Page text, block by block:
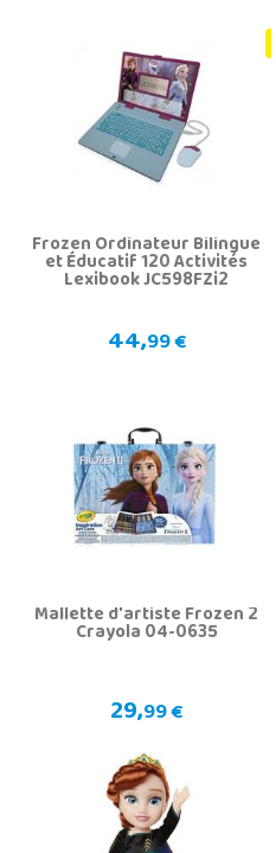
Frozen Ordinateur Bilingue
et Éducatif 120 Activités
Lexibook JC598FZi2
44,99 €
Mallette d'artiste Frozen 2
Crayola 04-0635
29,99 €